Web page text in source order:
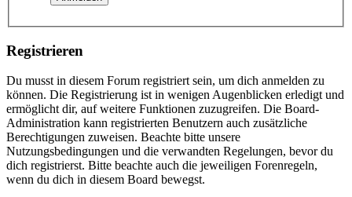
Registrieren
Du musst in diesem Forum registriert sein, um dich anmelden zu
können. Die Registrierung ist in wenigen Augenblicken erledigt und
ermöglicht dir, auf weitere Funktionen zuzugreifen. Die Board-
Administration kann registrierten Benutzern auch zusätzliche
Berechtigungen zuweisen. Beachte bitte unsere
Nutzungsbedingungen und die verwandten Regelungen, bevor du
dich registrierst. Bitte beachte auch die jeweiligen Forenregeln,
wenn du dich in diesem Board bewegst.